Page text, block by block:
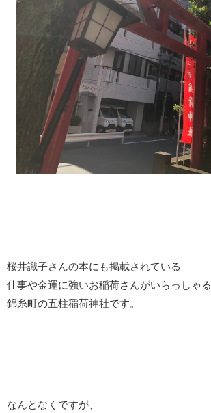
桜井識子さんの本にも掲載されている
仕事や金運に強いお稲荷さんがいらっしゃる
錦糸町の五柱稲荷神社です。
なんとなくですが、